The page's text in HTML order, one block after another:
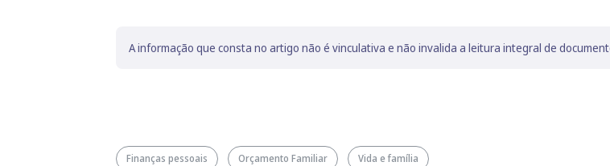
A informação que consta no artigo não é vinculativa e não invalida a leitura integral de
Finanças pessoais Orçamento Familiar Vida e família